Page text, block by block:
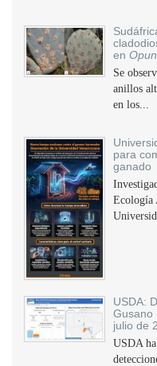
en
Se
anillos
en los...
para
ganado
Ecología
USDA:
Gusano
julio de
USDA